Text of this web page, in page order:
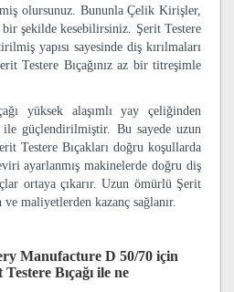
olursunuz. Bununla Çelik Kirişler,
şekilde kesebilirsiniz. Şerit Testere
yapısı sayesinde diş kırılmaları
Testere Bıçağınız az bir titreşimle
yüksek alaşımlı yay çeliğinden
ile güçlendirilmiştir. Bu sayede uzun
Testere Bıçakları doğru koşullarda
ayarlanmış makinelerde doğru diş
ortaya çıkarır. Uzun ömürlü Şerit
ve maliyetlerden kazanç sağlanır.
Manufacture D 50/70 için
Bıçağı ile ne